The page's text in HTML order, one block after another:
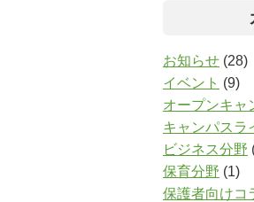
お知らせ (28)
イベント (9)
オープンキャ
キャンパスラ
ビジネス分野
保育分野 (1)
保護者向けコ